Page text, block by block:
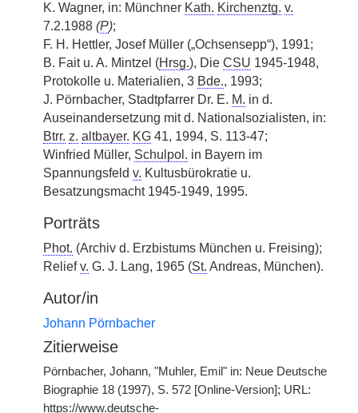
K. Wagner, in: Münchner Kath. Kirchenztg. v.
7.2.1988 (P);
F. H. Hettler, Josef Müller („Ochsensepp“), 1991;
B. Fait u. A. Mintzel (Hrsg.), Die CSU 1945-1948,
Protokolle u. Materialien, 3 Bde., 1993;
J. Pörnbacher, Stadtpfarrer Dr. E. M. in d.
Auseinandersetzung mit d. Nationalsozialisten, in:
Btrr. z. altbayer. KG 41, 1994, S. 113-47;
Winfried Müller, Schulpol. in Bayern im
Spannungsfeld v. Kultusbürokratie u.
Besatzungsmacht 1945-1949, 1995.
Porträts
Phot. (Archiv d. Erzbistums München u. Freising);
Reliefv. G. J. Lang, 1965 (St. Andreas, München).
Autor/in
Johann Pörnbacher
Zitierweise
Pörnbacher, Johann, "Muhler, Emil" in: Neue Deutsche
Biographie 18 (1997), S. 572 [Online-Version]; URL:
https://www.deutsche-